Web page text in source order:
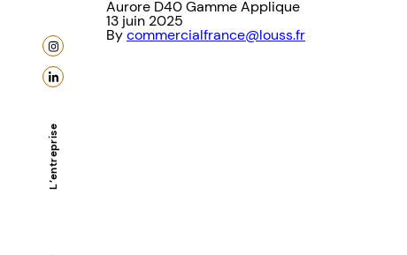
L’entreprise
Aurore D40 Gamme Applique
13 juin 2025
Bycommercialfrance@louss.fr